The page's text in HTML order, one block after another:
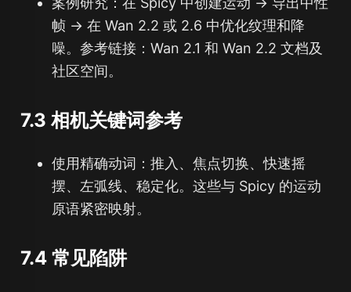
帧 → 在 Wan 2.2 或 2.6 中优化纹理和降
噪。参考链接：Wan 2.1 和 Wan 2.2 文档及
社区空间。
7.3 相机关键词参考
使用精确动词： 推入 、 焦点切换、快速摇
摆、 左弧线、 稳定化。这些与 Spicy 的运动
原语紧密映射。
7.4 常见陷阱